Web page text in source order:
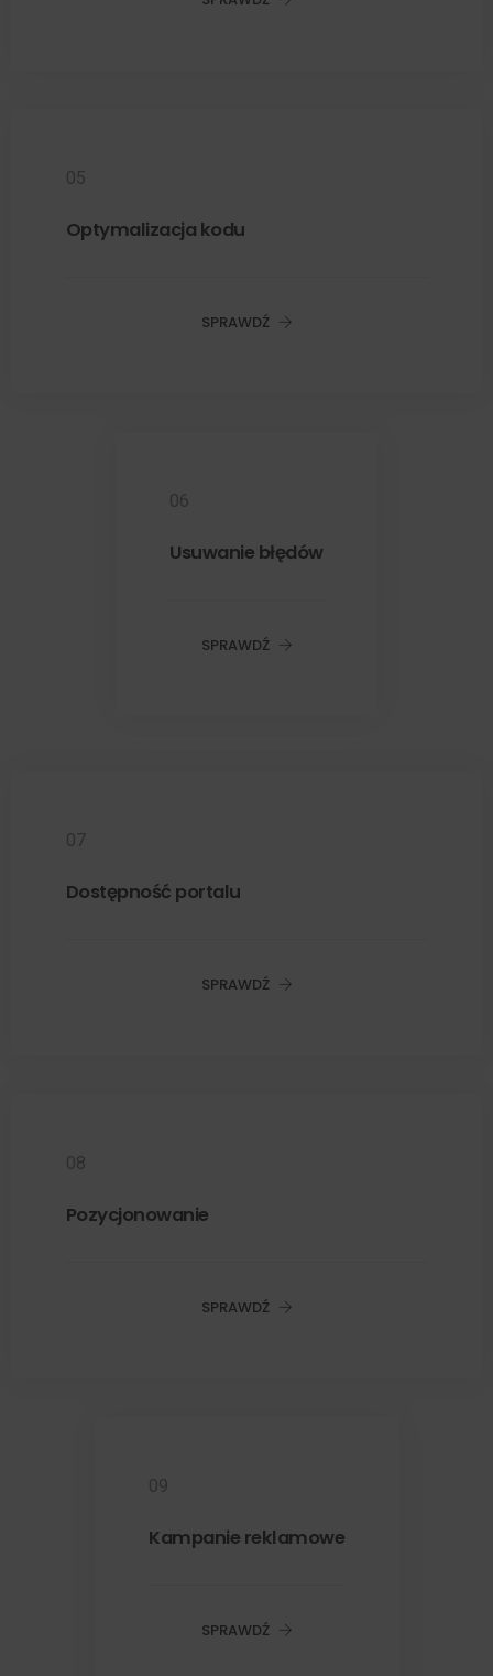
05
Optymalizacja kodu
SPRAWDŹ
06
Usuwanie błędów
SPRAWDŹ
07
Dostępność portalu
SPRAWDŹ
08
Pozycjonowanie
SPRAWDŹ
09
Kampanie reklamowe
SPRAWDŹ